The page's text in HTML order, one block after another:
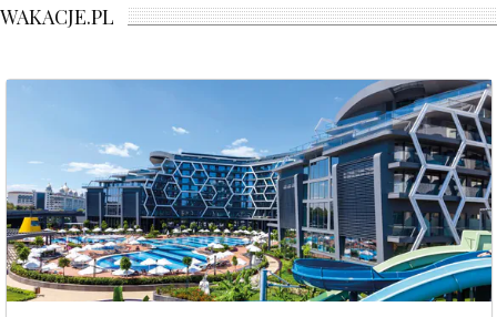
WAKACJE.PL